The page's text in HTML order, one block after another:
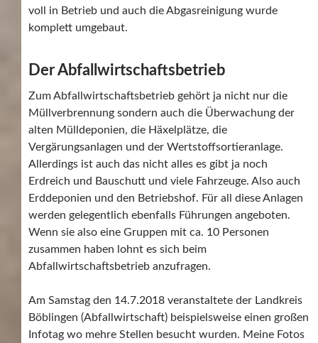
voll in Betrieb und auch die Abgasreinigung wurde
komplett umgebaut.
Der Abfallwirtschaftsbetrieb
Zum Abfallwirtschaftsbetrieb gehört ja nicht nur die
Müllverbrennung sondern auch die Überwachung der
alten Mülldeponien, die Häxelplätze, die
Vergärungsanlagen und der Wertstoffsortieranlage.
Allerdings ist auch das nicht alles es gibt ja noch
Erdreich und Bauschutt und viele Fahrzeuge. Also auch
Erddeponien und den Betriebshof. Für all diese Anlagen
werden gelegentlich ebenfalls Führungen angeboten.
Wenn sie also eine Gruppen mit ca. 10 Personen
zusammen haben lohnt es sich beim
Abfallwirtschaftsbetrieb anzufragen.
Am Samstag den 14.7.2018 veranstaltete der Landkreis
Böblingen (Abfallwirtschaft) beispielsweise einen großen
Infotag wo mehre Stellen besucht wurden. Meine Fotos